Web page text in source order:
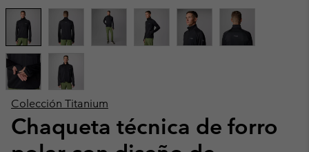
Colección Titanium
Chaqueta técnica de forro